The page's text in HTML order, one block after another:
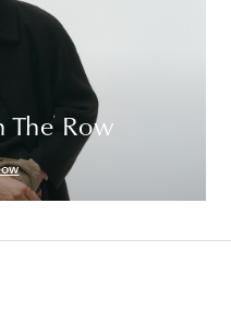
The Row